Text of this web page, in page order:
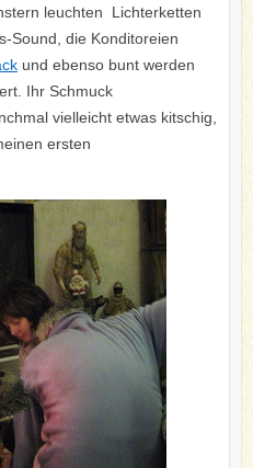
leuchten Lichterketten
Sound, die Konditoreien
und ebenso bunt werden
Ihr Schmuck
vielleicht etwas kitschig,
ersten